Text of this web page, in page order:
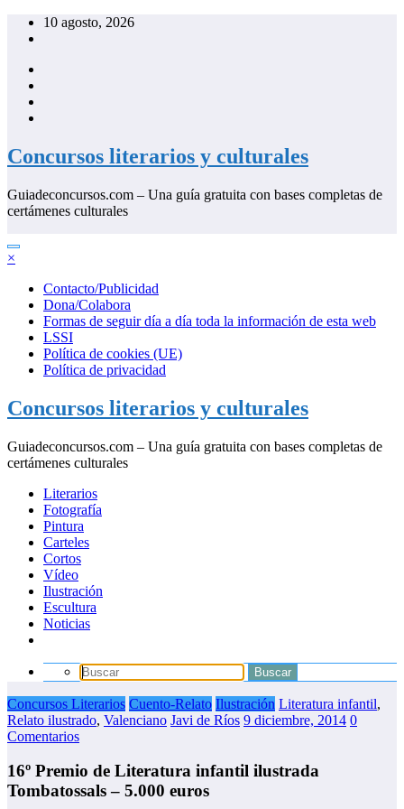
Saltar
10 agosto, 2026
Concursos literarios y culturales
Guiadeconcursos.com – Una guía gratuita con bases completas de
certámenes culturales
×
Contacto/Publicidad
Dona/Colabora
Formas de seguir día a día toda la información de esta web
LSSI
Política de cookies (UE)
Política de privacidad
Concursos literarios y culturales
Guiadeconcursos.com – Una guía gratuita con bases completas de
certámenes culturales
Literarios
Fotografía
Pintura
Carteles
Cortos
Vídeo
Ilustración
Escultura
Noticias
Concursos Literarios Cuento-Relato Ilustración Literatura infantil,
Relato ilustrado, Valenciano Javi de Ríos 9 diciembre, 2014 0
Comentarios
16º Premio de Literatura infantil ilustrada
Tombatossals – 5.000 euros